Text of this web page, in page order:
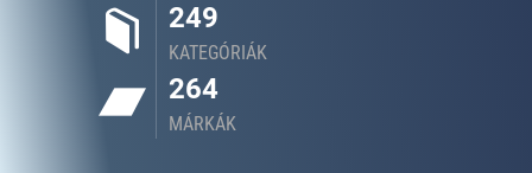
249
KATEGÓRIÁK
264
MÁRKÁK